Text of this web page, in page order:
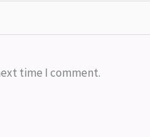
time I comment.